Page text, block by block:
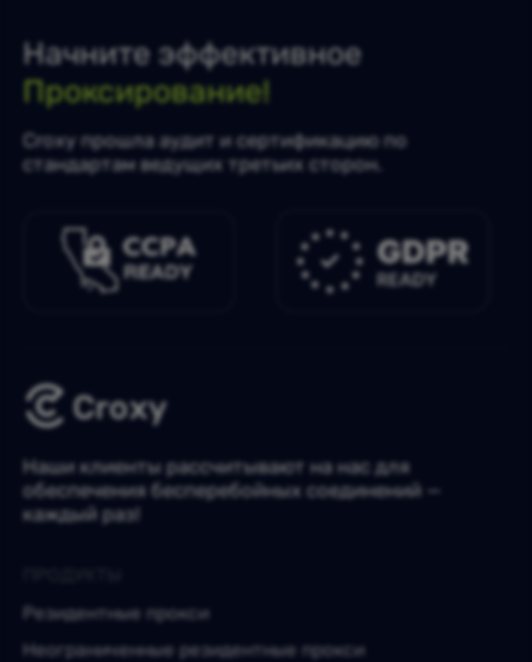
Начните эффективное
Проксирование!
Croxy прошла аудит и сертификацию по
стандартам ведущих третьих сторон.
Наши клиенты рассчитывают на нас для
обеспечения бесперебойных соединений —
каждый раз!
Резидентные прокси
Неограниченные резидентные прокси